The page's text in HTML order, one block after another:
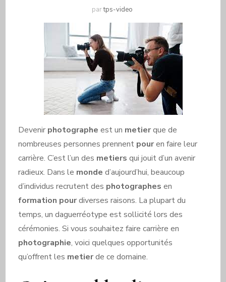
partps-video
Devenir photographe est un metierque de
nombreuses personnes prennent pouren faire leur
carrière. C’est l’un des metiers qui jouit d’un avenir
radieux. Dans le monde d’aujourd’hui, beaucoup
d’individus recrutent des photographes en
formation pourdiverses raisons. La plupart du
temps, un daguerréotype est sollicité lors des
cérémonies. Si vous souhaitez faire carrière en
photographie, voici quelques opportunités
qu’offrent les metierde ce domaine.